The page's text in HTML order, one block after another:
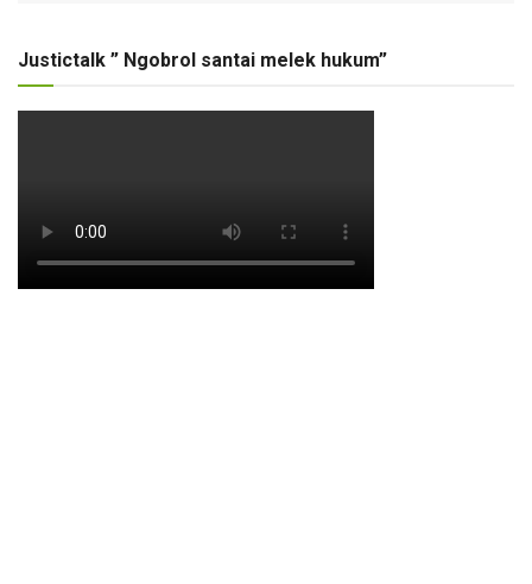
Justictalk ” Ngobrol santai melek hukum”